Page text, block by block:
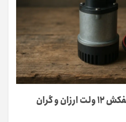
چه تفاوتی بین پمپ کفکش ۱۲ ولت ارزان و گران